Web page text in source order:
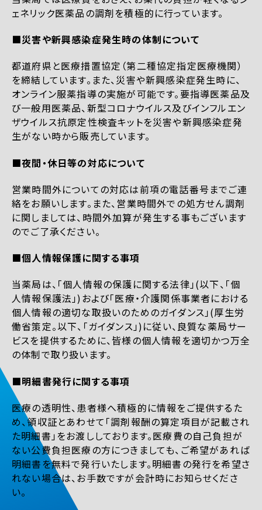
ェネリック医薬品の調剤を積極的に行っています。
■災害や新興感染症発生時の体制について
都道府県と医療措置協定（第二種協定指定医療機関）
を締結しています。また、災害や新興感染症発生時に、
オンライン服薬指導の実施が可能です。要指導医薬品及
び一般用医薬品、新型コロナウイルス及びインフルエン
ザウイルス抗原定性検査キットを災害や新興感染症発
生がない時から販売しています。
■夜間・休日等の対応について
営業時間外についての対応は前項の電話番号までご連
絡をお願いします。また、営業時間外での処方せん調剤
に関しましては、時間外加算が発生する事もございます
のでご了承ください。
■個人情報保護に関する事項
当薬局は、「個人情報の保護に関する法律」(以下、「個
人情報保護法」)および「医療・介護関係事業者における
個人情報の適切な取扱いのためのガイダンス」(厚生労
働省策定。以下、「ガイダンス」)に従い、良質な薬局サー
ビスを提供するために、皆様の個人情報を適切かつ万全
の体制で取り扱います。
■明細書発行に関する事項
医療の透明性、患者様へ積極的に情報をご提供するた
め、領収証とあわせて「調剤報酬の算定項目が記載され
た明細書」をお渡ししております。医療費の自己負担が
ない公費負担医療の方につきましても、ご希望があれば
明細書を無料で発行いたします。明細書の発行を希望さ
れない場合は、お手数ですが会計時にお知らせくださ
い。